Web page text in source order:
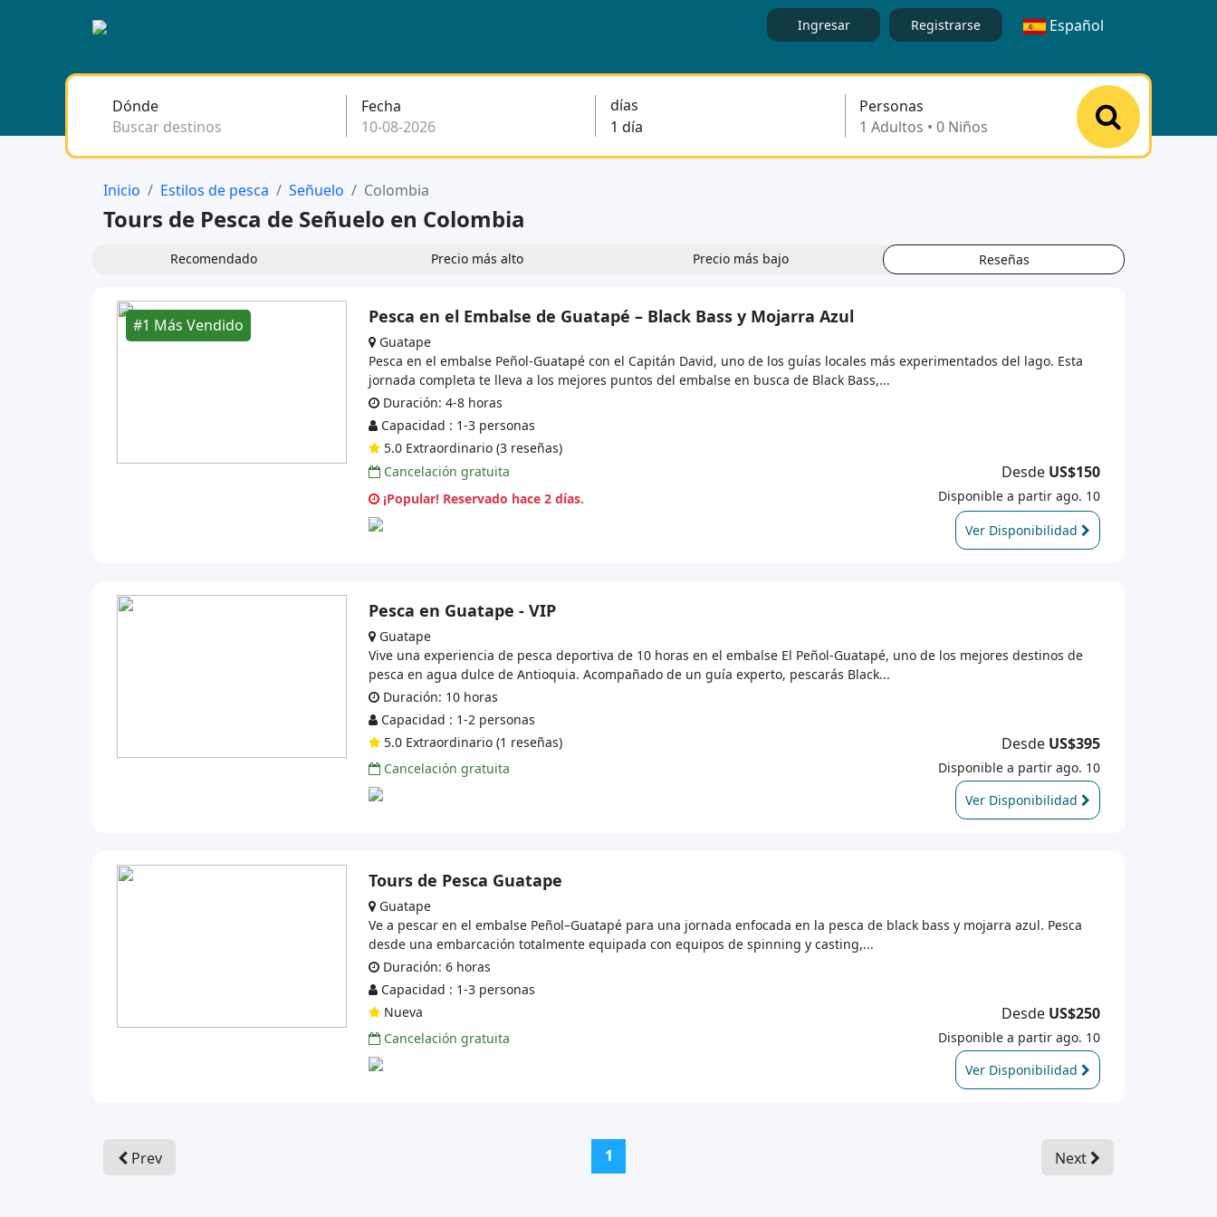
Ingresar Registrarse Español
Dónde
Buscar destinos
Fecha días Personas
Inicio Estilos de pesca Señuelo Colombia
Tours de Pesca de Señuelo en Colombia
Recomendado Precio más alto Precio más bajo Reseñas
#1 Más Vendido Pesca en el Embalse de Guatapé – Black Bass y Mojarra Azul
Guatape
Pesca en el embalse Peñol-Guatapé con el Capitán David, uno de los guías locales más experimentados del lago. Esta
jornada completa te lleva a los mejores puntos del embalse en busca de Black Bass,...
Duración: 4-8 horas
Capacidad : 1-3 personas
5.0 Extraordinario (3 reseñas)
Cancelación gratuita
Desde US$150
¡Popular! Reservado hace 2 días.
Disponible a partir ago. 10
Ver Disponibilidad
Pesca en Guatape - VIP
Guatape
Vive una experiencia de pesca deportiva de 10 horas en el embalse El Peñol-Guatapé, uno de los mejores destinos de
pesca en agua dulce de Antioquia. Acompañado de un guía experto, pescarás Black...
Duración: 10 horas
Capacidad : 1-2 personas
5.0 Extraordinario (1 reseñas)
Desde US$395
Cancelación gratuita
Disponible a partir ago. 10
Ver Disponibilidad
Tours de Pesca Guatape
Guatape
Ve a pescar en el embalse Peñol–Guatapé para una jornada enfocada en la pesca de black bass y mojarra azul. Pesca
desde una embarcación totalmente equipada con equipos de spinning y casting,...
Duración: 6 horas
Capacidad : 1-3 personas
Nueva
Desde US$250
Cancelación gratuita
Disponible a partir ago. 10
Ver Disponibilidad
Prev 1 Next